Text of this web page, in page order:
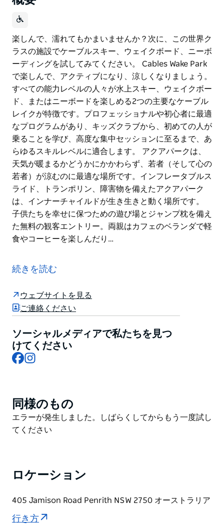
楽しんで、濡れてもかまいませんか？次に、この世界ク
ラスの施設でケーブルスキー、ウェイクボード、ニーボ
ーディングを試してみてください。 Cables Wake Park
で楽しんで、アクティブになり、涼しくなりましょう。
すべての能力レベルの人々が水上スキー、ウェイクボー
ド、またはニーボードを楽しめる2つの主要なケーブル
レイクが特徴です。プロフェッショナルや初心者に最適
なプログラムがあり、キッズクラブから、初めての人が
乗ることを学び、高度な集中セッションに至るまで、あ
らゆるスキルレベルに適合します。 アクアパークは、
天気が暖まるかどうかにかかわらず、若者（そして心の
若者）が涼むのに最適な場所です。インフレータブルス
ライド、トランポリン、障害物を備えたアクアパーク
は、インナーチャイルドが生き生きと動く場所です。
子供たちを幸せに保つための遊び場とジャンプ枕を備え
た無料の観客エントリー。両親はカフェのベランダで軽
食やコーヒーを楽しんだり…
ラスの施設でケーブルスキー、ウェイクボード、ニーボ
ーディングを試してみてください。
Cables Wake Parkで楽しんで、アクティブになり、涼
しくなりましょう。すべての能力レベルの人々が水上ス
つの主要なケーブルレイクが特徴です。プロフェッショ
ナルや初心者に最適なプログラムがあり、キッズクラブ
から、初めての人が乗ることを学び、高度な集中セッシ
若者（そして心の若者）が涼むのに最適な場所です。イ
ンフレータブルスライド、トランポリン、障害物を備え
たアクアパークは、インナーチャイルドが生き生きと動
く場所です。
食やコーヒーを楽しんだり、湖を散歩しながら無料のバ
す。
州間高速道路や海外からの旅行者や訪問者は、一晩寮ス
続きを読む
ウェブサイトを見る
ご連絡ください
ソーシャルメディアで私たちを見つ
けてください
Facebook
Product
List
同様のもの
Product
List
エラーが発生しました。しばらくしてからもう一度試し
てください
ロケーション
405 Jamison Road Penrith NSW 2750 オーストラリア
行き方